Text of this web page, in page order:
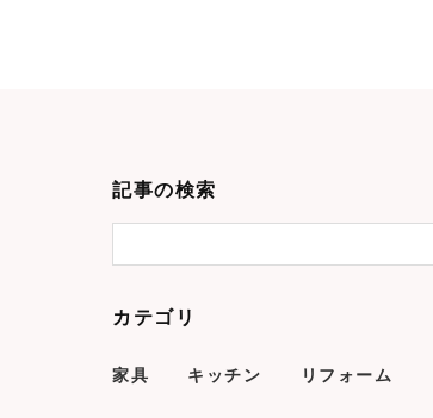
記事の検索
カテゴリ
家具 キッチン リフォーム